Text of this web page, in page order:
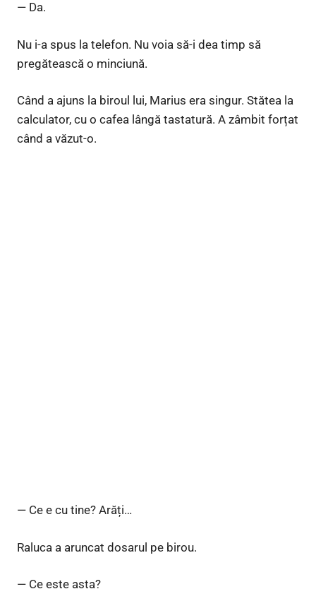
— Da.
Nu i-a spus la telefon. Nu voia să-i dea timp să
pregătească o minciună.
Când a ajuns la biroul lui, Marius era singur. Stătea la
calculator, cu o cafea lângă tastatură. A zâmbit forțat
când a văzut-o.
— Ce e cu tine? Arăți…
Raluca a aruncat dosarul pe birou.
— Ce este asta?